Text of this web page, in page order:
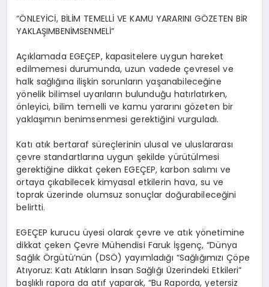
“ÖNLEYİCİ, BİLİM TEMELLİ VE KAMU YARARINI GÖZETEN BİR
YAKLAŞIMBENİMSENMELİ”
Açıklamada EGEÇEP,kapasitelere uygun hareket
edilmemesi durumunda, uzun vadede çevresel ve
halk sağlığına ilişkin sorunların yaşanabileceğine
yönelik bilimsel uyarıların bulunduğu hatırlatırken,
önleyici, bilim temelli ve kamu yararını gözeten bir
yaklaşımın benimsenmesi gerektiğini vurguladı.
Katı atık bertaraf süreçlerinin ulusal ve uluslararası
çevre standartlarına uygun şekilde yürütülmesi
gerektiğine dikkat çeken EGEÇEP, karbon salımı ve
ortaya çıkabilecek kimyasal etkilerin hava, su ve
toprak üzerinde olumsuz sonuçlar doğurabileceğini
belirtti.
EGEÇEP kurucu üyesi olarakçevre ve atık yönetimine
dikkat çeken Çevre Mühendisi Faruk İşgenç,“Dünya
Sağlık Örgütü’nün (DSÖ) yayımladığı “Sağlığımızı Çöpe
Atıyoruz: Katı Atıkların İnsan Sağlığı Üzerindeki Etkileri”
başlıklı rapora da atıf yaparak, “BuRaporda, yetersiz